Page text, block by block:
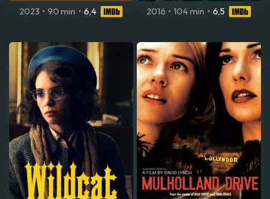
2023 • 90 min • 6,4 2016 • 104 min • 6,5